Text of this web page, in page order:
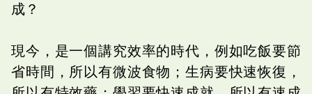
成？
現今，是一個講究效率的時代，例如吃飯要節
省時間，所以有微波食物；生病要快速恢復，